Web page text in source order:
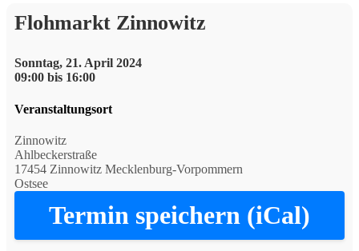
Flohmarkt Zinnowitz
Sonntag, 21. April 2024
09:00 bis 16:00
Veranstaltungsort
Zinnowitz
Ahlbeckerstraße
17454 Zinnowitz Mecklenburg-Vorpommern
Ostsee
Termin speichern (iCal)